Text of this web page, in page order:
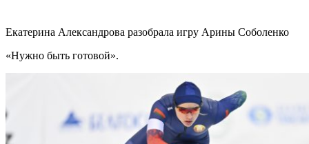
Екатерина Александрова разобрала игру Арины Соболенко
«Нужно быть готовой».